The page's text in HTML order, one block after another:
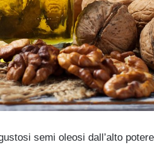
semi oleosi dall’alto